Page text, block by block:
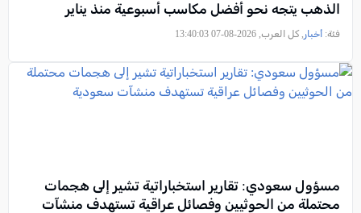
الذهب يتجه نحو أفضل مكاسب أسبوعية منذ يناير
فئة: أخبار , كل العرب, 2026-08-07 13:40:03
مسؤول سعودي: تقارير استخباراتية تشير إلى هجمات
محتملة من الحوثيين وفصائل عراقية تستهدف منشآت